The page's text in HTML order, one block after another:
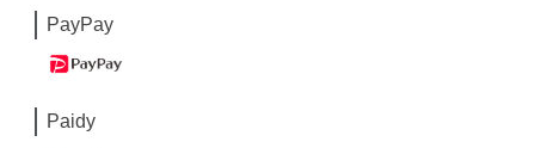
PayPay
Paidy